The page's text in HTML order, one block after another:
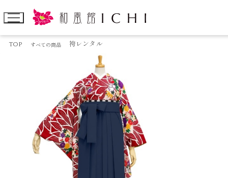
TOP すべての商品 袴レンタル